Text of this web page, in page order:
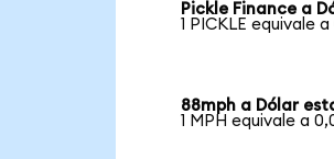
Pickle Finance a
1 PICKLE equivale a
88mph a Dólar
1 MPH equivale a